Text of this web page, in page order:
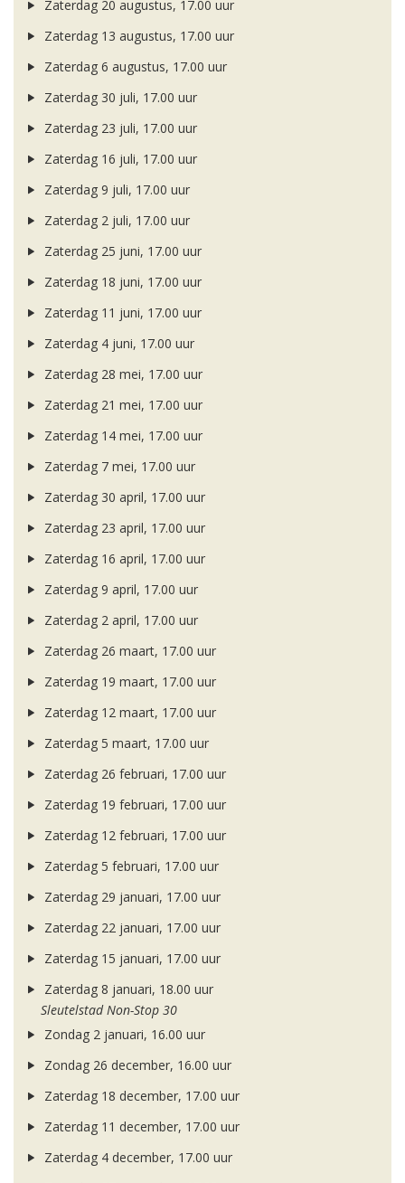
Zaterdag 20 augustus, 17.00 uur
Zaterdag 13 augustus, 17.00 uur
Zaterdag 6 augustus, 17.00 uur
Zaterdag 30 juli, 17.00 uur
Zaterdag 23 juli, 17.00 uur
Zaterdag 16 juli, 17.00 uur
Zaterdag 9 juli, 17.00 uur
Zaterdag 2 juli, 17.00 uur
Zaterdag 25 juni, 17.00 uur
Zaterdag 18 juni, 17.00 uur
Zaterdag 11 juni, 17.00 uur
Zaterdag 4 juni, 17.00 uur
Zaterdag 28 mei, 17.00 uur
Zaterdag 21 mei, 17.00 uur
Zaterdag 14 mei, 17.00 uur
Zaterdag 7 mei, 17.00 uur
Zaterdag 30 april, 17.00 uur
Zaterdag 23 april, 17.00 uur
Zaterdag 16 april, 17.00 uur
Zaterdag 9 april, 17.00 uur
Zaterdag 2 april, 17.00 uur
Zaterdag 26 maart, 17.00 uur
Zaterdag 19 maart, 17.00 uur
Zaterdag 12 maart, 17.00 uur
Zaterdag 5 maart, 17.00 uur
Zaterdag 26 februari, 17.00 uur
Zaterdag 19 februari, 17.00 uur
Zaterdag 12 februari, 17.00 uur
Zaterdag 5 februari, 17.00 uur
Zaterdag 29 januari, 17.00 uur
Zaterdag 22 januari, 17.00 uur
Zaterdag 15 januari, 17.00 uur
Zaterdag 8 januari, 18.00 uur
Sleutelstad Non-Stop 30
Zondag 2 januari, 16.00 uur
Zondag 26 december, 16.00 uur
Zaterdag 18 december, 17.00 uur
Zaterdag 11 december, 17.00 uur
Zaterdag 4 december, 17.00 uur